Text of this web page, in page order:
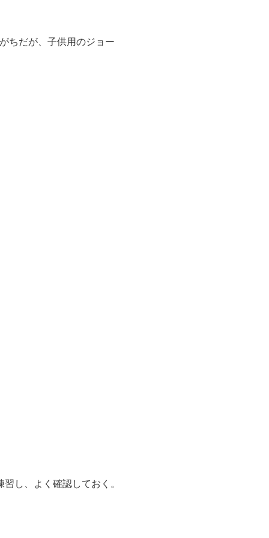
ちだが、子供用のジョー
し、よく確認しておく。